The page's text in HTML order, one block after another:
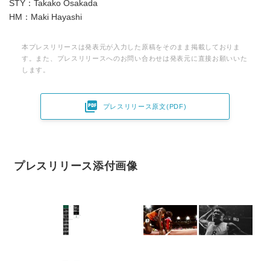
STY：Takako Osakada
HM：Maki Hayashi
本プレスリリースは発表元が入力した原稿をそのまま掲載しておりま
す。また、プレスリリースへのお問い合わせは発表元に直接お願いいた
します。
 プレスリリース原文(PDF)
プレスリリース添付画像
English